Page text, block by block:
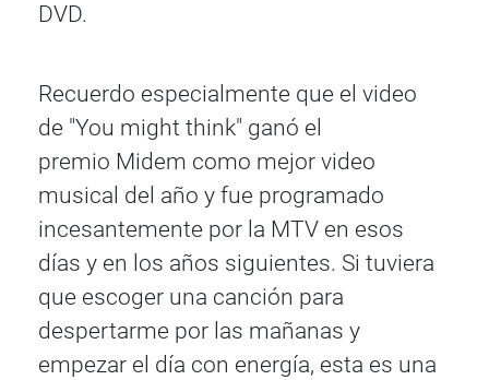
DVD.
Recuerdo especialmente que el video
de "You might think" ganó el
premio Midem como mejor video
musical del año y fue programado
incesantemente por la MTV en esos
días y en los años siguientes. Si tuviera
que escoger una canción para
despertarme por las mañanas y
empezar el día con energía, esta es una